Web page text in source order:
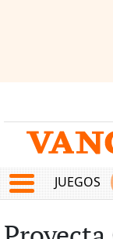
JUEGOS